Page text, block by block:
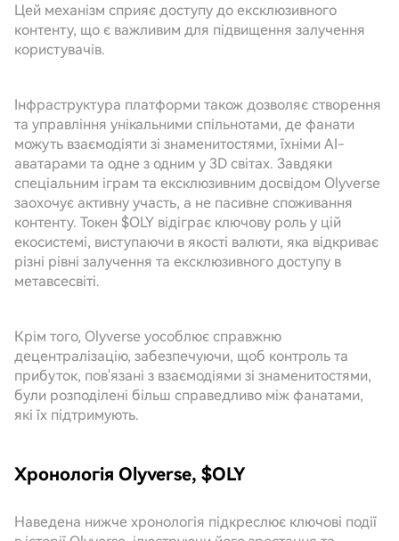
Цей механізм сприяє доступу до ексклюзивного
контенту, що є важливим для підвищення залучення
користувачів.
Інфраструктура платформи також дозволяє створення
та управління унікальними спільнотами, де фанати
можуть взаємодіяти зі знаменитостями, їхніми AI-
аватарами та одне з одним у 3D світах. Завдяки
спеціальним іграм та ексклюзивним досвідом Olyverse
заохочує активну участь, а не пасивне споживання
контенту. Токен $OLY відіграє ключову роль у цій
екосистемі, виступаючи в якості валюти, яка відкриває
різні рівні залучення та ексклюзивного доступу в
метавсесвіті.
Крім того, Olyverse уособлює справжню
децентралізацію, забезпечуючи, щоб контроль та
прибуток, пов'язані з взаємодіями зі знаменитостями,
були розподілені більш справедливо між фанатами,
які їх підтримують.
Хронологія Olyverse, $OLY
Наведена нижче хронологія підкреслює ключові події